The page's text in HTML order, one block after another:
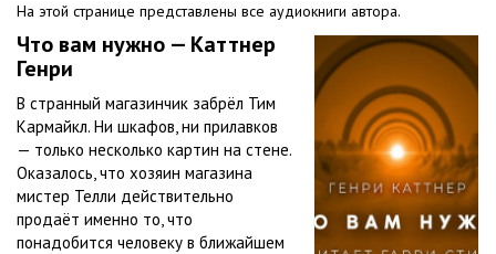
На этой странице представлены все аудиокниги автора.
Что вам нужно — Каттнер
Генри
В странный магазинчик забрёл Тим
Кармайкл. Ни шкафов, ни прилавков
— только несколько картин на стене.
Оказалось, что хозяин магазина
мистер Телли действительно
продаёт именно то, что
понадобится человеку в ближайшем